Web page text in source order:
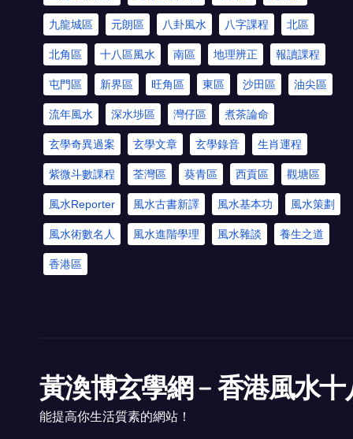
九龍城區 元朗區 八卦風水 八字課程 北區
北角區 十八區風水 南區 地理辨正 報讀課程
屯門區 新界區 旺角區 東區 沙田區 油尖區
流年風水 深水埗區 灣仔區 煮茶論命
玄學奇異過案 玄學文章 玄學錄音 生肖運程
紫微斗數課程 荃灣區 葵青區 西貢區 觀塘區
風水Reporter 風水古書新譯 風水基本功 風水策劃
風水術數名人 風水進階學理 風水雜談 養生之道
香港區
黃渙博玄學網﹣香港風水十
能提高你生活質素的網站！